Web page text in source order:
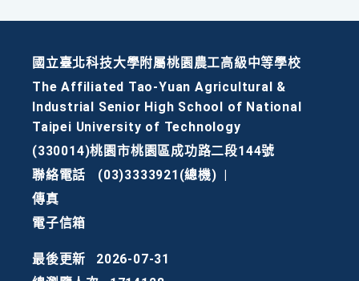
國立臺北科技大學附屬桃園農工高級中等學校
The Affiliated Tao-Yuan Agricultural &
Industrial Senior High School of National
Taipei University of Technology
(330014)桃園市桃園區成功路二段144號
聯絡電話
(03)3333921(總機)
傳真
電子信箱
最後更新
2026-07-31